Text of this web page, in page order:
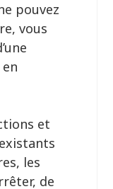
pouvez
vous
et
les
de